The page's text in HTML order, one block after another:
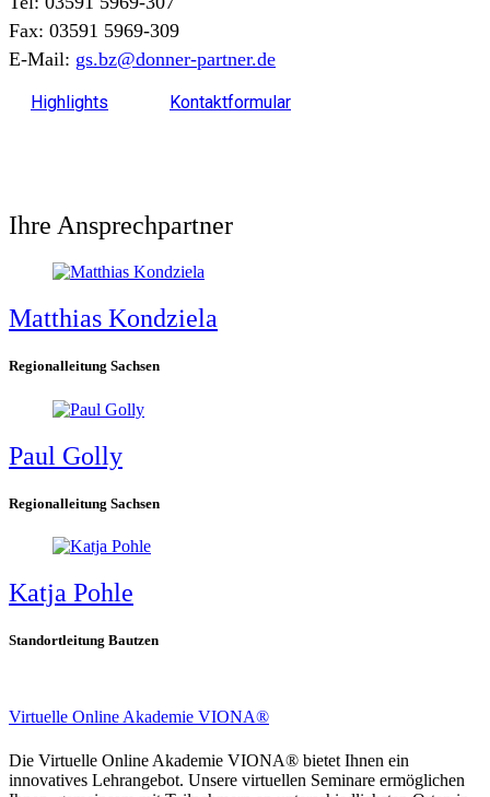
Fax: 03591 5969-309
E-Mail: gs.bz@donner-partner.de
Highlights Kontaktformular
Ihre Ansprechpartner
Matthias Kondziela
Regionalleitung Sachsen
Paul Golly
Regionalleitung Sachsen
Katja Pohle
Standortleitung Bautzen
Virtuelle Online Akademie VIONA®
Die Virtuelle Online Akademie VIONA® bietet Ihnen ein
innovatives Lehrangebot. Unsere virtuellen Seminare ermöglichen